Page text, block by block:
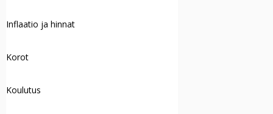
Inflaatio ja hinnat
Korot
Koulutus